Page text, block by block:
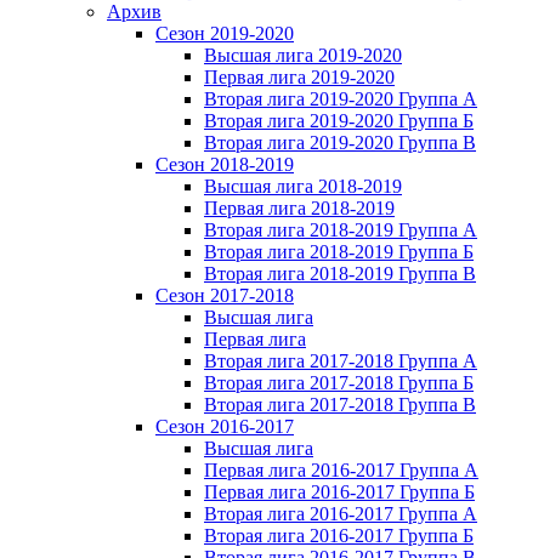
Архив
Сезон 2019-2020
Высшая лига 2019-2020
Первая лига 2019-2020
Вторая лига 2019-2020 Группа А
Вторая лига 2019-2020 Группа Б
Вторая лига 2019-2020 Группа В
Сезон 2018-2019
Высшая лига 2018-2019
Первая лига 2018-2019
Вторая лига 2018-2019 Группа А
Вторая лига 2018-2019 Группа Б
Вторая лига 2018-2019 Группа В
Сезон 2017-2018
Высшая лига
Первая лига
Вторая лига 2017-2018 Группа А
Вторая лига 2017-2018 Группа Б
Вторая лига 2017-2018 Группа В
Сезон 2016-2017
Высшая лига
Первая лига 2016-2017 Группа А
Первая лига 2016-2017 Группа Б
Вторая лига 2016-2017 Группа А
Вторая лига 2016-2017 Группа Б